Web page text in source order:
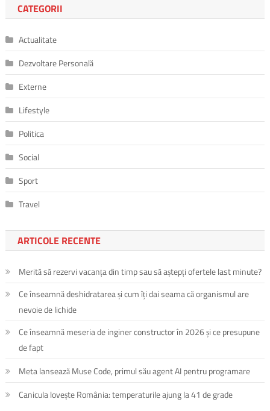
CATEGORII
Actualitate
Dezvoltare Personală
Externe
Lifestyle
Politica
Social
Sport
Travel
ARTICOLE RECENTE
Merită să rezervi vacanța din timp sau să aștepți ofertele last minute?
Ce înseamnă deshidratarea și cum îți dai seama că organismul are
nevoie de lichide
Ce înseamnă meseria de inginer constructor în 2026 și ce presupune
de fapt
Meta lansează Muse Code, primul său agent AI pentru programare
Canicula lovește România: temperaturile ajung la 41 de grade